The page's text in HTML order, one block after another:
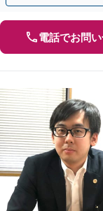
電話でお問